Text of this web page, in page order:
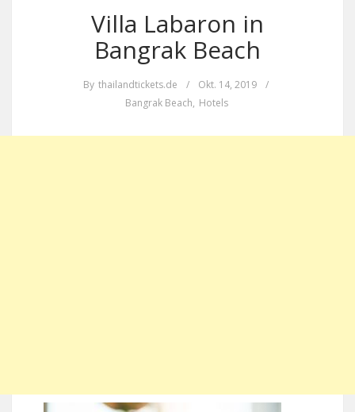
Villa Labaron in
Bangrak Beach
By thailandtickets.de / Okt. 14, 2019
/
Bangrak Beach, Hotels